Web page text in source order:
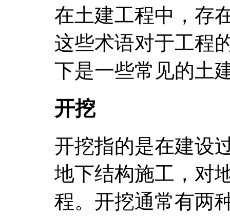
在土建工程中，存
这些术语对于工程
下是一些常见的土
开挖
开挖指的是在建设
地下结构施工，对
程。开挖通常有两